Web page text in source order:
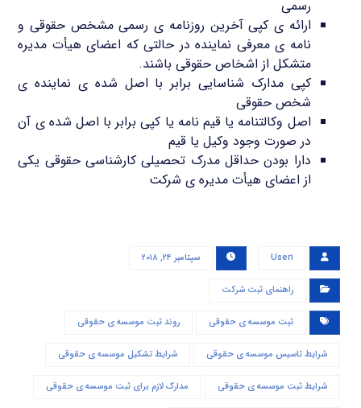
رسمی
ارائه ی کپی آخرین روزنامه ی رسمی مشخص حقوقی و
نامه ی معرفی نماینده در حالتی که اعضای هیأت مدیره
متشکل از اشخاص حقوقی باشند.
کپی مدارک شناسایی برابر با اصل شده ی نماینده ی
شخص حقوقی
اصل وکالتنامه یا قیم نامه یا کپی برابر با اصل شده ی آن
در صورت وجود وکیل یا قیم
دارا بودن حداقل مدرک تحصیلی کارشناسی حقوقی یکی
از اعضای هیأت مدیره ی شرکت
User۱ سپتامبر ۲۴, ۲۰۱۸
راهنمای ثبت شرکت
ثبت موسسه ی حقوقی روند ثبت موسسه ی حقوقی
شرایط تاسیس موسسه ی حقوقی شرایط تشکیل موسسه ی حقوقی
شرایط ثبت موسسه ی حقوقی مدارک لازم برای ثبت موسسه ی حقوقی